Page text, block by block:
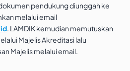
pendukung diunggah ke
melalui email
. LAMDIK kemudian memutuskan
Majelis Akreditasi lalu
Majelis melalui email.